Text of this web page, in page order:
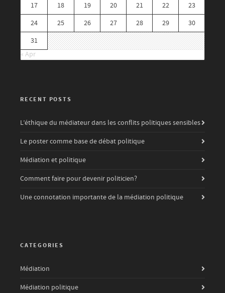
17
18 19 20 21 22
23
24
25 26 27 28 29
30
31
« Apr
RECENT POSTS
L’éthique du médiateur dans les conflits politiques sensibles
Le poster comme base de débat politique
Médiation et politique
Comment faire pour devenir politicien?
Une connotation importante de la médiation politique
CATEGORIES
Médiation
Médiation politique